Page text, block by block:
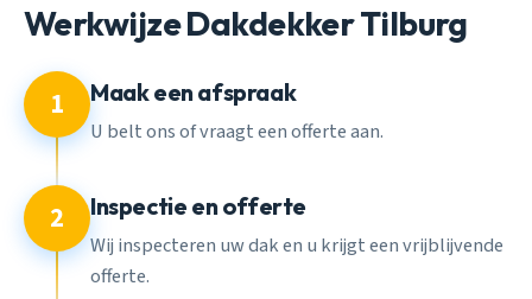
Werkwijze Dakdekker Tilburg
1 Maak een afspraak
U belt ons of vraagt een offerte aan.
2 Inspectie en offerte
Wij inspecteren uw dak en u krijgt een vrijblijvende
offerte.